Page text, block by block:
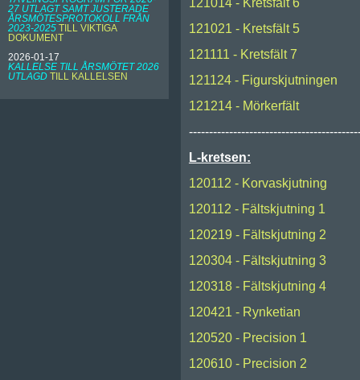
27 UTLAGT SAMT JUSTERADE
ÅRSMÖTESPROTOKOLL FRÅN
2023-2025 TILL VIKTIGA
DOKUMENT
2026-01-17
KALLELSE TILL ÅRSMÖTET 2026
UTLAGD TILL KALLELSEN
121021 - Kretsfält 5
121111 - Kretsfält 7
121124 - Figurskjutningen
121214 - Mörkerfält
L-kretsen:
120112 - Korvaskjutning
120112 - Fältskjutning 1
120219 - Fältskjutning 2
120304 - Fältskjutning 3
120318 - Fältskjutning 4
120421 - Rynketian
120520 - Precision 1
120610 - Precision 2